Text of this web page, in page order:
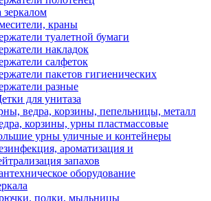
зеркалом
краны
туалетной бумаги
накладок
салфеток
пакетов гигиенических
разные
для унитаза
ведра, корзины, пепельницы, металл
корзины, урны пластмассовые
урны уличные и контейнеры
ароматизация и
запахов
оборудование
полки, мыльницы